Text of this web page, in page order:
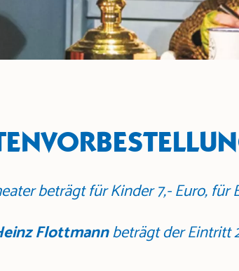
beträgt für Kinder 7,- Euro, für
Flottmannbeträgt der Eintritt